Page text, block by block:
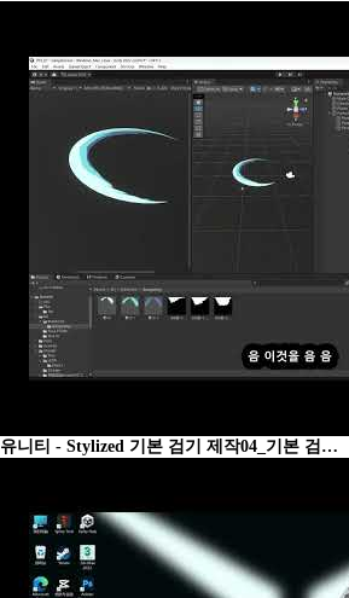
유니티 - Stylized 기본 검기 제작04_기본 검…